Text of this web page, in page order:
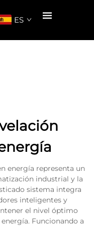
ES
energía representa un
industrial y la
sistema integra
inteligentes y
el nivel óptimo
Funcionando a